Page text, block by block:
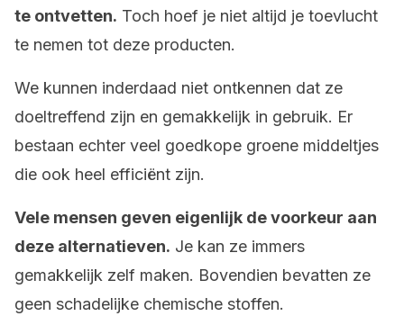
te ontvetten. Toch hoef je niet altijd je toevlucht
te nemen tot deze producten.
We kunnen inderdaad niet ontkennen dat ze
doeltreffend zijn en gemakkelijk in gebruik. Er
bestaan echter veel goedkope groene middeltjes
die ook heel efficiënt zijn.
Vele mensen geven eigenlijk de voorkeur aan
deze alternatieven. Je kan ze immers
gemakkelijk zelf maken. Bovendien bevatten ze
geen schadelijke chemische stoffen.